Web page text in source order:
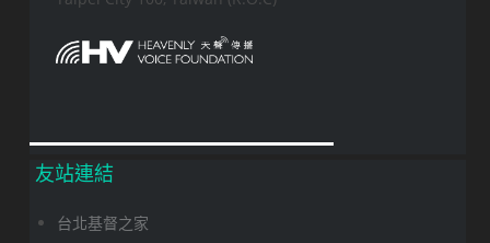
友站連結
台北基督之家